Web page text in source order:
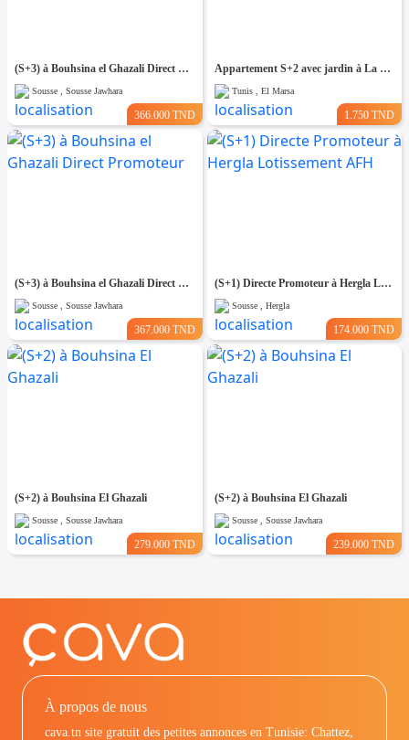
(S+3) à Bouhsina el Ghazali Direct Promoteur
Sousse , Sousse Jawhara
366.000 TND
Appartement S+2 avec jardin à La Marsa MAL2335
Tunis , El Marsa
1.750 TND
(S+3) à Bouhsina el Ghazali Direct Promoteur
Sousse , Sousse Jawhara
367.000 TND
(S+1) Directe Promoteur à Hergla Lotissement AFH
Sousse , Hergla
174.000 TND
(S+2) à Bouhsina El Ghazali
Sousse , Sousse Jawhara
279.000 TND
(S+2) à Bouhsina El Ghazali
Sousse , Sousse Jawhara
239.000 TND
À propos de nous
cava.tn site gratuit des petites annonces en Tunisie: Chattez,